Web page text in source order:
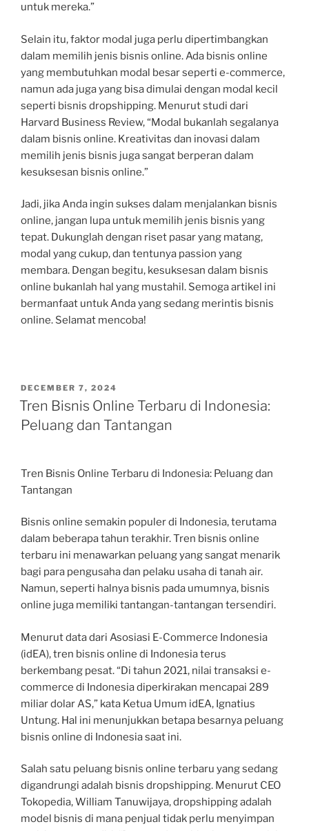
untuk mereka.”
Selain itu, faktor modal juga perlu dipertimbangkan
dalam memilih jenis bisnis online. Ada bisnis online
yang membutuhkan modal besar seperti e-commerce,
namun ada juga yang bisa dimulai dengan modal kecil
seperti bisnis dropshipping. Menurut studi dari
Harvard Business Review, “Modal bukanlah segalanya
dalam bisnis online. Kreativitas dan inovasi dalam
memilih jenis bisnis juga sangat berperan dalam
kesuksesan bisnis online.”
Jadi, jika Anda ingin sukses dalam menjalankan bisnis
online, jangan lupa untuk memilih jenis bisnis yang
tepat. Dukunglah dengan riset pasar yang matang,
modal yang cukup, dan tentunya passion yang
membara. Dengan begitu, kesuksesan dalam bisnis
online bukanlah hal yang mustahil. Semoga artikel ini
bermanfaat untuk Anda yang sedang merintis bisnis
online. Selamat mencoba!
POSTED
ON
DECEMBER 7, 2024
Tren Bisnis Online Terbaru di Indonesia:
Peluang dan Tantangan
Tren Bisnis Online Terbaru di Indonesia: Peluang dan
Tantangan
Bisnis online semakin populer di Indonesia, terutama
dalam beberapa tahun terakhir. Tren bisnis online
terbaru ini menawarkan peluang yang sangat menarik
bagi para pengusaha dan pelaku usaha di tanah air.
Namun, seperti halnya bisnis pada umumnya, bisnis
online juga memiliki tantangan-tantangan tersendiri.
Menurut data dari Asosiasi E-Commerce Indonesia
(idEA), tren bisnis online di Indonesia terus
berkembang pesat. “Di tahun 2021, nilai transaksi e-
commerce di Indonesia diperkirakan mencapai 289
miliar dolar AS,” kata Ketua Umum idEA, Ignatius
Untung. Hal ini menunjukkan betapa besarnya peluang
bisnis online di Indonesia saat ini.
Salah satu peluang bisnis online terbaru yang sedang
digandrungi adalah bisnis dropshipping. Menurut CEO
Tokopedia, William Tanuwijaya, dropshipping adalah
model bisnis di mana penjual tidak perlu menyimpan